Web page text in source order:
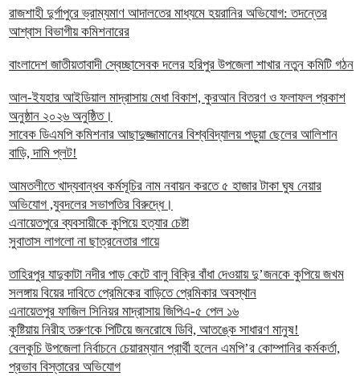
রাজশাহী দুর্গাপুরে ভ্রাম্যমাণ আদালতের মাধ্যমে হয়রানির অভিযোগ: তদন্তের
আশ্বাস বিভাগীয় কমিশনারের
বাংলাদেশ জাতীয়তাবাদী স্বেচ্ছাসেবক দলের হরিপুর উপজেলা শাখার নতুন কমিটি গঠন
আল-ইযহার আইডিয়াল মাদ্রাসায় মেধা বিকাশ, কুরআন বিতরণ ও ফলাফল প্রকাশ
অনুষ্ঠান ২০২৬ অনুষ্ঠিত।
সাবেক ডিএমপি কমিশনার আছাদুজ্জামানের বিশ্ববিদ্যালয় পড়ুয়া ছেলের আলিশান
বাড়ি, দামি প্লট!
আমতলীতে খাদ্যবান্ধব কর্মসূচির নাম নবায়ন করতে ৫ হাজার টাকা ঘুষ নেয়ার
অভিযোগ ,যুবদলের সভাপতির বিরুদ্ধে।
এনায়েতপুরে ব্যবসায়ীকে কুপিয়ে হত্যার চেষ্টা
সুবাতাস লাগলো না ছাত্রনেতার গায়ে
তাহিরপুর যাদুকাটা নদীর পাড় কেটে বালু বিক্রি বাঁধা দেওয়ায় দু’জনকে কুপিয়ে জখম
সলঙ্গায় বিয়ের দাবিতে প্রেমিকের বাড়িতে প্রেমিকার অবস্থান
এনায়েতপুর ফাজিল সিনিয়র মাদ্রাসায় জিপিএ-৫ পেল ১৬
কুষ্টিয়ায় নিরীহ তরুণকে পিটিয়ে জনরোষে ডিবি, আতঙ্কে সাধারণ মানুষ!
বেলকুচি উপজেলা নির্বাচনে চেয়ারম্যান প্রার্থী হলেন এমপি’র কোম্পানির কর্মকর্তা,
প্রভাব বিস্তারের অভিযোগ